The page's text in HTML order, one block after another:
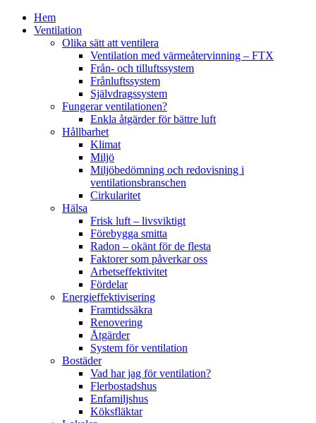
Hem
Ventilation
Olika sätt att ventilera
Ventilation med värmeåtervinning – FTX
Från- och tilluftssystem
Frånluftssystem
Självdragssystem
Fungerar ventilationen?
Enkla åtgärder för bättre luft
Hållbarhet
Klimat
Miljö
Miljöbedömning och redovisning i
ventilationsbranschen
Cirkularitet
Hälsa
Frisk luft – livsviktigt
Förebygga smitta
Radon – okänt för de flesta
Faktorer som påverkar oss
Arbetseffektivitet
Fördelar
Energieffektivisering
Framtidssäkra
Renovering
Åtgärder
System för ventilation
Bostäder
Vad har jag för ventilation?
Flerbostadshus
Enfamiljshus
Köksfläktar